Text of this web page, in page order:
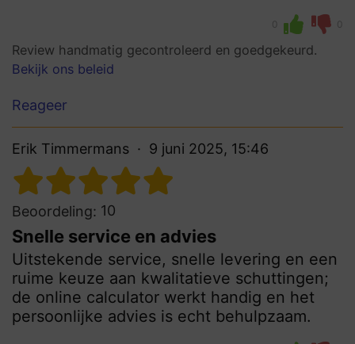
0 0
Review handmatig gecontroleerd en goedgekeurd.
Bekijk ons beleid
Reageer
Erik Timmermans 9 juni 2025, 15:46
Beoordeling: 10
Snelle service en advies
Uitstekende service, snelle levering en een
ruime keuze aan kwalitatieve schuttingen;
de online calculator werkt handig en het
persoonlijke advies is echt behulpzaam.